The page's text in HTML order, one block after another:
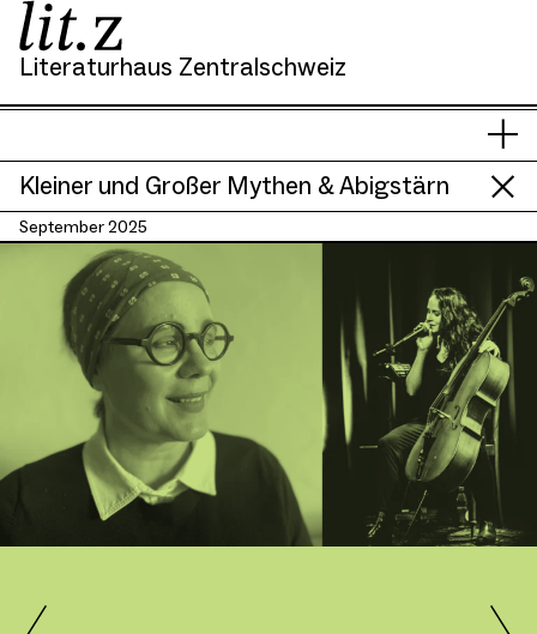
Literaturhaus Zentralschweiz
Kleiner und Großer Mythen & Abigstärn
September 2025